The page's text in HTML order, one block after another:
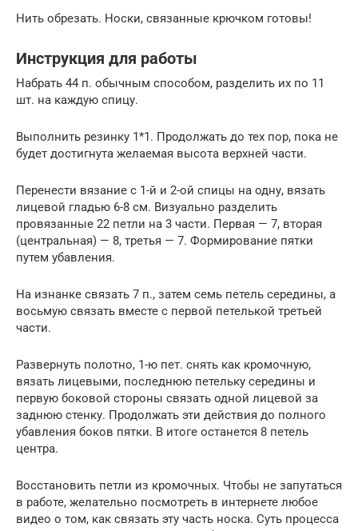
Нить обрезать. Носки, связанные крючком готовы!
Инструкция для работы
Набрать 44 п. обычным способом, разделить их по 11
шт. на каждую спицу.
Выполнить резинку 1*1. Продолжать до тех пор, пока не
будет достигнута желаемая высота верхней части.
Перенести вязание с 1-й и 2-ой спицы на одну, вязать
лицевой гладью 6-8 см. Визуально разделить
провязанные 22 петли на 3 части. Первая — 7, вторая
(центральная) — 8, третья — 7. Формирование пятки
путем убавления.
На изнанке связать 7 п., затем семь петель середины, а
восьмую связать вместе с первой петелькой третьей
части.
Развернуть полотно, 1-ю пет. снять как кромочную,
вязать лицевыми, последнюю петельку середины и
первую боковой стороны связать одной лицевой за
заднюю стенку. Продолжать эти действия до полного
убавления боков пятки. В итоге останется 8 петель
центра.
Восстановить петли из кромочных. Чтобы не запутаться
в работе, желательно посмотреть в интернете любое
видео о том, как связать эту часть носка. Суть процесса